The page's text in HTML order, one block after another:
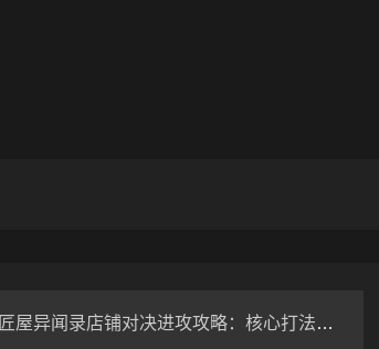
匠屋异闻录店铺对决进攻攻略：核心打法与角色选择指南-辰飞雨辰